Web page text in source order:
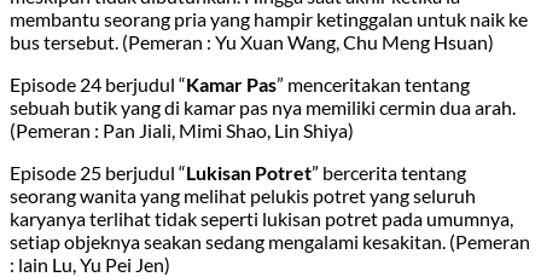
membantu seorang pria yang hampir ketinggalan untuk naik ke
bus tersebut. (Pemeran : Yu Xuan Wang, Chu Meng Hsuan)
Episode 24 berjudul “Kamar Pas” menceritakan tentang
sebuah butik yang di kamar pas nya memiliki cermin dua arah.
(Pemeran : Pan Jiali, Mimi Shao, Lin Shiya)
Episode 25 berjudul “Lukisan Potret” bercerita tentang
seorang wanita yang melihat pelukis potret yang seluruh
karyanya terlihat tidak seperti lukisan potret pada umumnya,
setiap objeknya seakan sedang mengalami kesakitan. (Pemeran
: lain Lu, Yu Pei Jen)